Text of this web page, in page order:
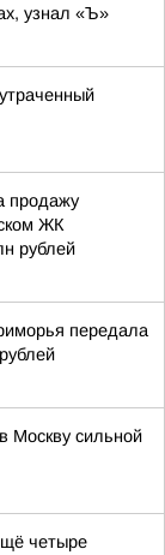
узнал «Ъ»
продажу
ЖК
рублей
передала
Москву сильной
четыре